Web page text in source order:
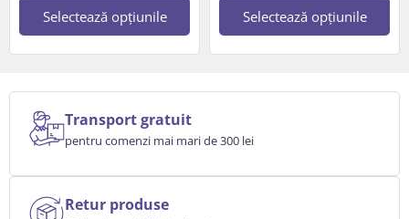
Selectează opțiunile Selectează opțiunile
Transport gratuit
pentru comenzi mai mari de 300 lei
Retur produse